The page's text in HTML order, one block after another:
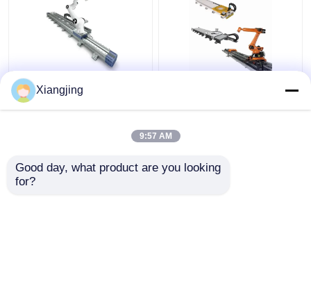
हंस रोबोट लीनियर ट्रैक
एल्फिन-प्रो E10-प्रो सहयोगी
ट्रैक
Xiangjing
9:57 AM
Good day, what product are you looking
for?